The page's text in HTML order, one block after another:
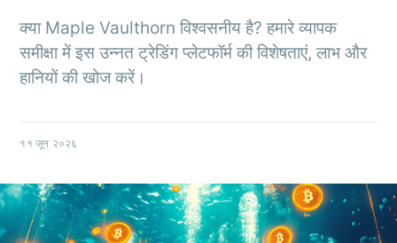
क्या Maple Vaulthorn विश्वसनीय है? हमारे व्यापक
समीक्षा में इस उन्नत ट्रेडिंग प्लेटफॉर्म की विशेषताएं, लाभ और
हानियों की खोज करें।
११ जून २०२६